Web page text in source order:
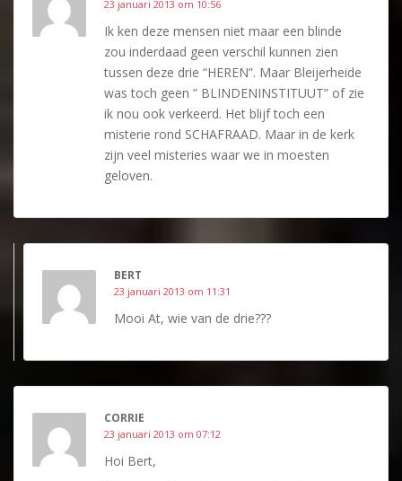
23 januari 2013 om 10:56
Ik ken deze mensen niet maar een blinde
zou inderdaad geen verschil kunnen zien
tussen deze drie “HEREN”. Maar Bleijerheide
was toch geen ” BLINDENINSTITUUT” of zie
ik nou ook verkeerd. Het blijf toch een
misterie rond SCHAFRAAD. Maar in de kerk
zijn veel misteries waar we in moesten
geloven.
BERT
23 januari 2013 om 11:31
Mooi At, wie van de drie???
CORRIE
23 januari 2013 om 07:12
Hoi Bert,